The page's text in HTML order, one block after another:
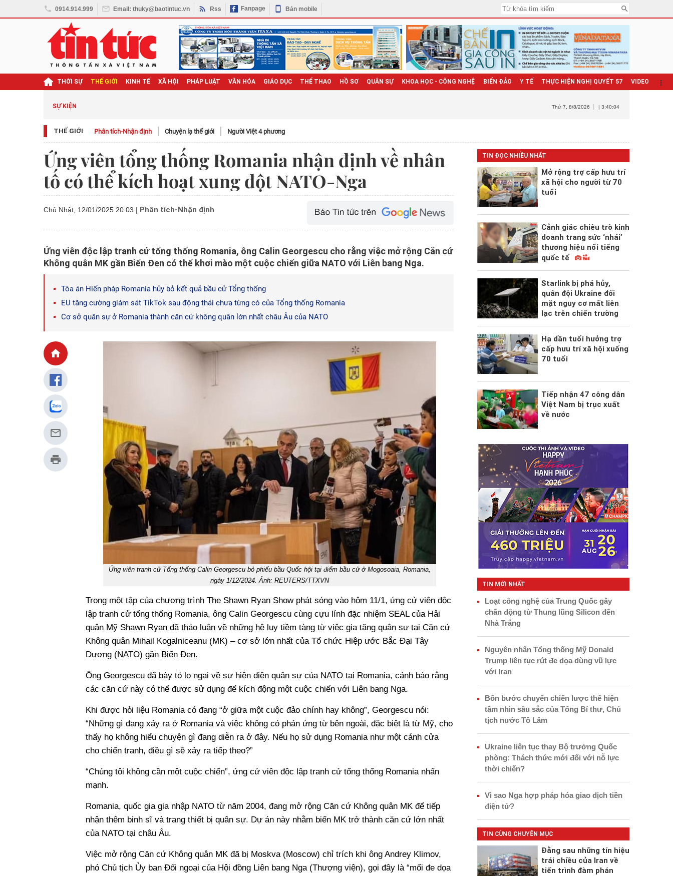
0914.914.999 Email: thuky@baotintuc.vn Rss Fanpage Bản mobile
THỜI SỰ THẾ GIỚI KINH TẾ XÃ HỘI PHÁP LUẬT VĂN HÓA GIÁO DỤC THỂ THAO HỒ SƠ QUÂN SỰ KHOA HỌC - CÔNG NGHỆ BIỂN ĐẢO Y TẾ THỰC HIỆN NGHỊ QUYẾT 57 VIDEO
SỰ KIỆN Thứ 7 , 8/8/2026 | 3:40:05
THẾ GIỚI Phân tích-Nhận định Chuyện lạ thế giới Người Việt 4 phương
Ứng viên tổng thống Romania nhận định về nhân
tố có thể kích hoạt xung đột NATO-Nga
Chủ Nhật, 12/01/2025 20:03 | Phân tích-Nhận định
Ứng viên độc lập tranh cử tổng thống Romania, ông Calin Georgescu cho rằng việc mở rộng Căn cứ
Không quân MK gần Biển Đen có thể khơi mào một cuộc chiến giữa NATO với Liên bang Nga.
Tòa án Hiến pháp Romania hủy bỏ kết quả bầu cử Tổng thống
EU tăng cường giám sát TikTok sau động thái chưa từng có của Tổng thống Romania
Cơ sở quân sự ở Romania thành căn cứ không quân lớn nhất châu Âu của NATO
Ứng viên tranh cử Tổng thống Calin Georgescu bỏ phiếu bầu Quốc hội tại điểm bầu cử ở Mogosoaia, Romania,
ngày 1/12/2024. Ảnh: REUTERS/TTXVN
Trong một tập của chương trình The Shawn Ryan Show phát sóng vào hôm 11/1, ứng cử viên độc
lập tranh cử tổng thống Romania, ông Calin Georgescu cùng cựu lính đặc nhiệm SEAL của Hải
quân Mỹ Shawn Ryan đã thảo luận về những hệ lụy tiềm tàng từ việc gia tăng quân sự tại Căn cứ
Không quân Mihail Kogalniceanu (MK) – cơ sở lớn nhất của Tổ chức Hiệp ước Bắc Đại Tây
Dương (NATO) gần Biển Đen.
Ông Georgescu đã bày tỏ lo ngại về sự hiện diện quân sự của NATO tại Romania, cảnh báo rằng
các căn cứ này có thể được sử dụng để kích động một cuộc chiến với Liên bang Nga.
Khi được hỏi liệu Romania có đang “ở giữa một cuộc đảo chính hay không”, Georgescu nói:
“Những gì đang xảy ra ở Romania và việc không có phản ứng từ bên ngoài, đặc biệt là từ Mỹ, cho
thấy họ không hiểu chuyện gì đang diễn ra ở đây. Nếu họ sử dụng Romania như một cánh cửa
cho chiến tranh, điều gì sẽ xảy ra tiếp theo?”
“Chúng tôi không cần một cuộc chiến”, ứng cử viên độc lập tranh cử tổng thống Romania nhấn
mạnh.
Romania, quốc gia gia nhập NATO từ năm 2004, đang mở rộng Căn cứ Không quân MK để tiếp
nhận thêm binh sĩ và trang thiết bị quân sự. Dự án này nhằm biến MK trở thành căn cứ lớn nhất
của NATO tại châu Âu.
Việc mở rộng Căn cứ Không quân MK đã bị Moskva (Moscow) chỉ trích khi ông Andrey Klimov,
phó Chủ tịch Ủy ban Đối ngoại của Hội đồng Liên bang Nga (Thượng viện), gọi đây là “mối đe dọa
TIN ĐỌC NHIỀU NHẤT
Mở rộng trợ cấp hưu trí
xã hội cho người từ 70
tuổi
Cảnh giác chiêu trò kinh
doanh trang sức ‘nhái’
thương hiệu nổi tiếng
quốc tế
Starlink bị phá hủy,
quân đội Ukraine đối
mặt nguy cơ mất liên
lạc trên chiến trường
Hạ dần tuổi hưởng trợ
cấp hưu trí xã hội xuống
70 tuổi
Tiếp nhận 47 công dân
Việt Nam bị trục xuất
về nước
TIN MỚI NHẤT
Loạt công nghệ của Trung Quốc gây
chấn động từ Thung lũng Silicon đến
Nhà Trắng
Nguyên nhân Tổng thống Mỹ Donald
Trump liên tục rút đe dọa dùng vũ lực
với Iran
Bốn bước chuyển chiến lược thể hiện
tầm nhìn sâu sắc của Tổng Bí thư, Chủ
tịch nước Tô Lâm
Ukraine liên tục thay Bộ trưởng Quốc
phòng: Thách thức mới đối với nỗ lực
thời chiến?
Vì sao Nga hợp pháp hóa giao dịch tiền
điện tử?
TIN CÙNG CHUYÊN MỤC
Đằng sau những tín hiệu
trái chiều của Iran về
tiến trình đàm phán